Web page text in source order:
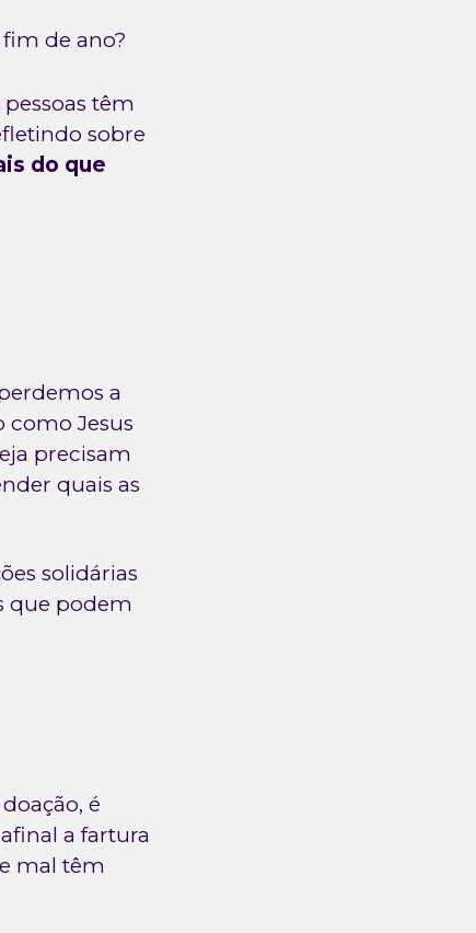
de ano?
têm
sobre
do que
a
Jesus
precisam
quais as
solidárias
que podem
é
a fartura
mal têm